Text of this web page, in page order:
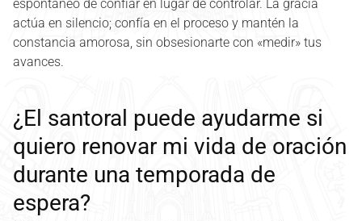
espontáneo de confiar en lugar de controlar. La gracia
actúa en silencio; confía en el proceso y mantén la
constancia amorosa, sin obsesionarte con «medir» tus
avances.
¿El santoral puede ayudarme si
quiero renovar mi vida de oración
durante una temporada de
espera?